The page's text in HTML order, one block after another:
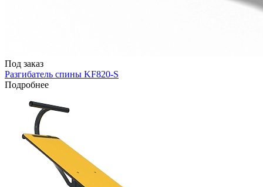
Под заказ
Разгибатель спины KF820-S
Подробнее